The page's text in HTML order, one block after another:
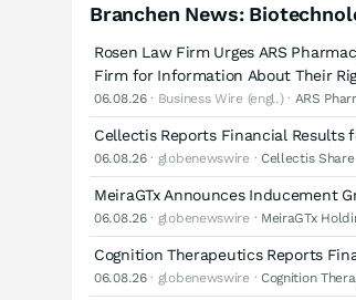
Branchen News:
Rosen Law Firm Urges ARS
Firm for Information About Their
06.08.26· Business Wire (engl.) · ARS
Cellectis Reports Financial Results
06.08.26· globenewswire · Cellectis Share
MeiraGTx Announces Inducement
06.08.26· globenewswire · MeiraGTx
Cognition Therapeutics Reports
06.08.26· globenewswire · Cognition